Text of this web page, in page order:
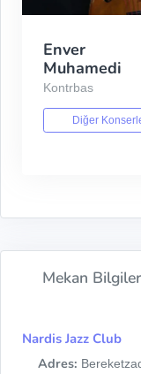
Enver
Muhamedi
Kontrbas
Diğer
Mekan
Nardis Jazz Club
Adres: